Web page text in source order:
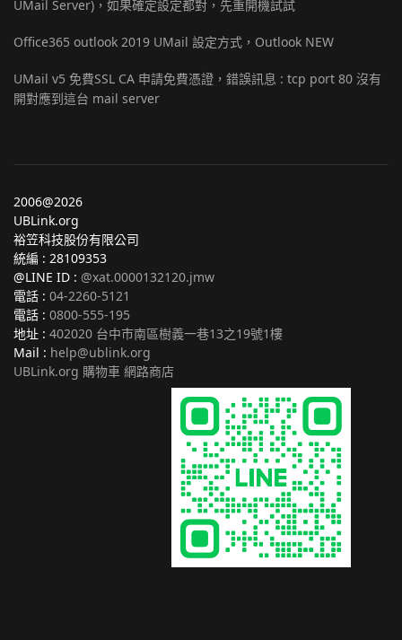
UMail Server)，如果確定設定都對，先重開機試試
Office365 outlook 2019 UMail 設定方式，Outlook NEW
UMail v5 免費SSL CA 申請免費憑證，錯誤訊息 : tcp port 80 沒有
開對應到這台 mail server
2006@2026
UBLink.org
裕笠科技股份有限公司
統編 : 28109353
@LINE ID : @xat.0000132120.jmw
電話 : 04-2260-5121
電話 : 0800-555-195
地址 : 402020 台中市南區樹義一巷13之19號1樓
Mail : help@ublink.org
UBLink.org 購物車 網路商店